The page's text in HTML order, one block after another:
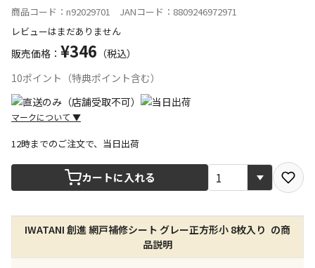
商品コード：n92029701 JANコード：8809246972971
レビューはまだありません
販売価格： ¥346 （税込）
10ポイント（特典ポイント含む）
マークについて ▼
宅配や店舗受取を選択できる商品です
店舗のみで受取できる商品です（宅配便でのお届けが
できません）
※同時購入の商品は、全て同じ店舗での受取となりま
す
12時までのご注文で、当日出荷
カートに入れる
IWATANI 創進 網戸補修シート グレー正方形小 8枚入り の商
品説明